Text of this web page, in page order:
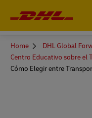
DHL GLOBAL
You
here
Home
DHL Global
Cómo Elegir entre